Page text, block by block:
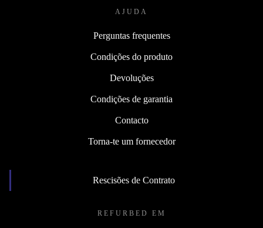
AJUDA
Perguntas frequentes
Condições do produto
Devoluções
Condições de garantia
Contacto
Torna-te um fornecedor
Rescisões de Contrato
REFURBED EM